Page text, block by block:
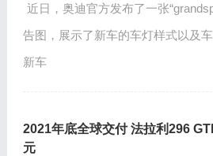
近日，奥迪官方发布了一张
告图，展示了新车的车灯样式以及
新车
2021年底全球交付 法拉利296
元